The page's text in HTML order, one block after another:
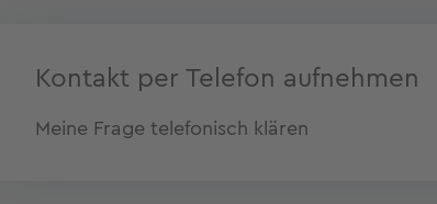
Kontakt per Telefon aufnehmen
Meine Frage telefonisch klären